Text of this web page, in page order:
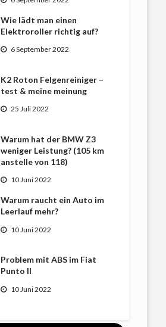
Wie lädt man einen
Elektroroller richtig auf?
6 September 2022
K2 Roton Felgenreiniger –
test & meine meinung
25 Juli 2022
Warum hat der BMW Z3
weniger Leistung? (105 km
anstelle von 118)
10 Juni 2022
Warum raucht ein Auto im
Leerlauf mehr?
10 Juni 2022
Problem mit ABS im Fiat
Punto II
10 Juni 2022